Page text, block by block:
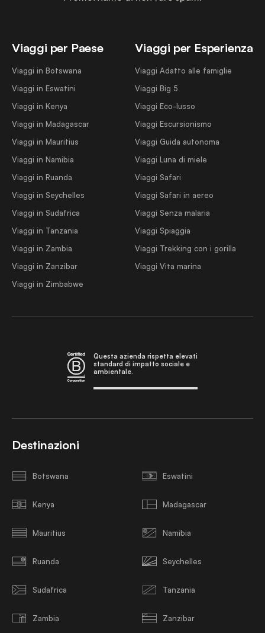
Viaggi per Paese
Viaggi in Botswana
Viaggi in Eswatini
Viaggi in Kenya
Viaggi in Madagascar
Viaggi in Mauritius
Viaggi in Namibia
Viaggi in Ruanda
Viaggi in Seychelles
Viaggi in Sudafrica
Viaggi in Tanzania
Viaggi in Zambia
Viaggi in Zanzibar
Viaggi in Zimbabwe
Viaggi per Esperienza
Viaggi Adatto alle famiglie
Viaggi Big 5
Viaggi Eco-lusso
Viaggi Escursionismo
Viaggi Guida autonoma
Viaggi Luna di miele
Viaggi Safari
Viaggi Safari in aereo
Viaggi Senza malaria
Viaggi Spiaggia
Viaggi Trekking con i gorilla
Viaggi Vita marina
Questa azienda rispetta elevati
standard di impatto sociale e
ambientale.
Destinazioni
Botswana Eswatini
Kenya Madagascar
Mauritius Namibia
Ruanda Seychelles
Sudafrica Tanzania
Zambia Zanzibar